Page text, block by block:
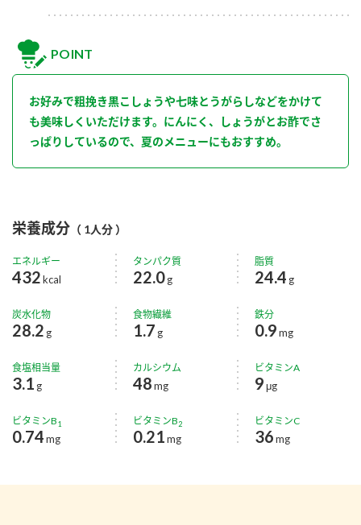
POINT
お好みで粗挽き黒こしょうや七味とうがらしなどをかけて
も美味しくいただけます。にんにく、しょうがとお酢でさ
っぱりしているので、夏のメニューにもおすすめ。
栄養成分 （ 1人分 ）
エネルギー
432kcal
タンパク質
22.0g
脂質
24.4 g
炭水化物
28.2 g
食物繊維
1.7 g
鉄分
0.9mg
食塩相当量
3.1 g
カルシウム
48 mg
ビタミンA
9μg
ビタミンB1
0.74mg
ビタミンB2
0.21 mg
ビタミンC
36mg